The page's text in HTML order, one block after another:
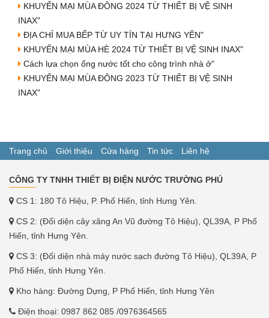
KHUYẾN MẠI MÙA ĐÔNG 2024 TỪ THIẾT BỊ VỆ SINH
INAX"
ĐỊA CHỈ MUA BẾP TỪ UY TÍN TẠI HƯNG YÊN"
KHUYẾN MẠI MÙA HÈ 2024 TỪ THIẾT BỊ VỆ SINH INAX"
Cách lựa chọn ống nước tốt cho công trình nhà ở"
KHUYẾN MẠI MÙA ĐÔNG 2023 TỪ THIẾT BỊ VỆ SINH
INAX"
Trang chủ Giới thiệu Cửa hàng Tin tức Liên hệ
CÔNG TY TNHH THIẾT BỊ ĐIỆN NƯỚC TRƯỜNG PHÚ
CS 1: 180 Tô Hiệu, P. Phố Hiến, tỉnh Hưng Yên.
CS 2: (Đối diện cây xăng An Vũ đường Tô Hiệu), QL39A, P Phố
Hiến, tỉnh Hưng Yên.
CS 3: (Đối diện nhà máy nước sạch đường Tô Hiệu), QL39A, P
Phố Hiến, tỉnh Hưng Yên.
Kho hàng: Đường Dựng, P Phố Hiến, tỉnh Hưng Yên
Điện thoại: 0987 862 085 /0976364565